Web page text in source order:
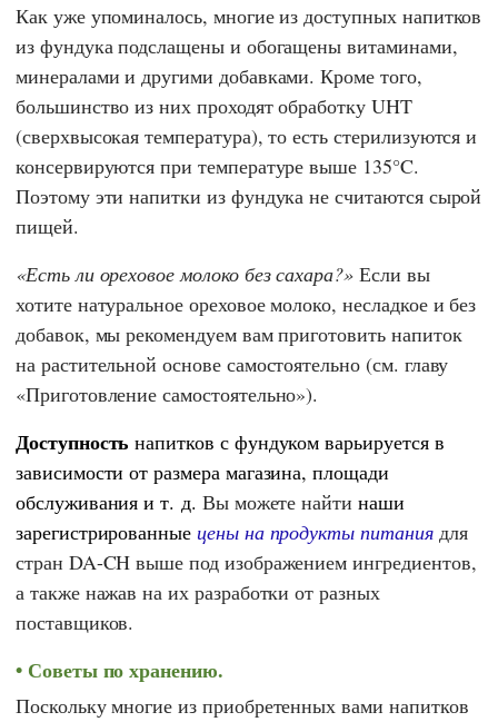
Как уже упоминалось, многие из доступных напитков
из фундука подслащены и обогащены витаминами,
минералами и другими добавками. Кроме того,
большинство из них проходят обработку UHT
(сверхвысокая температура), то есть стерилизуются и
консервируются при температуре выше 135°C.
Поэтому эти напитки из фундука не считаются сырой
пищей.
Есть ли ореховое молоко без сахара? Если вы
хотите натуральное ореховое молоко, несладкое и без
добавок, мы рекомендуем вам приготовить напиток
на растительной основе самостоятельно (см. главу
«Приготовление самостоятельно»).
Доступность напитков с фундуком варьируется в
зависимости от размера магазина, площади
обслуживания и т. д. Вы можете найтинаши
зарегистрированные цены на продукты питаниядля
стран DA-CH выше под изображением ингредиентов,
а также нажав на их разработки от разных
поставщиков.
Советы по хранению.
Поскольку многие из приобретенных вами напитков